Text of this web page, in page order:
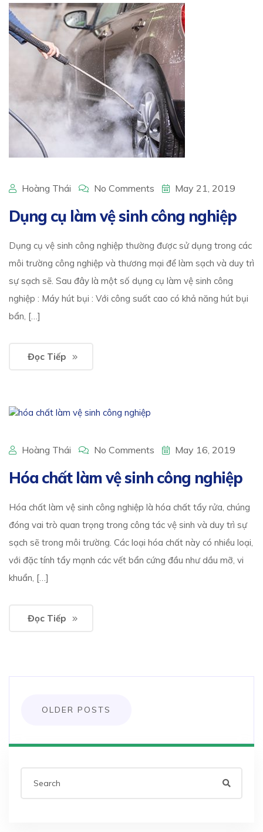
Hoàng Thái No Comments May 21, 2019
Dụng cụ làm vệ sinh công nghiệp
Dụng cụ vệ sinh công nghiệp thường được sử dụng trong các
môi trường công nghiệp và thương mại để làm sạch và duy trì
sự sạch sẽ. Sau đây là một số dụng cụ làm vệ sinh công
nghiệp : Máy hút bụi : Với công suất cao có khả năng hút bụi
bẩn, […]
Đọc Tiếp
Hoàng Thái No Comments May 16, 2019
Hóa chất làm vệ sinh công nghiệp
Hóa chất làm vệ sinh công nghiệp là hóa chất tẩy rửa, chúng
đóng vai trò quan trọng trong công tác vệ sinh và duy trì sự
sạch sẽ trong môi trường. Các loại hóa chất này có nhiều loại,
với đặc tính tẩy mạnh các vết bẩn cứng đầu như dầu mỡ, vi
khuẩn, […]
Đọc Tiếp
Posts
OLDER POSTS